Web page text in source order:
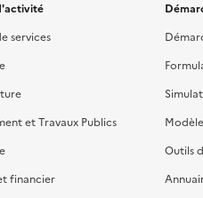
services
et Travaux Publics
financier
Outils